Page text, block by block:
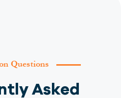
Questions
Asked